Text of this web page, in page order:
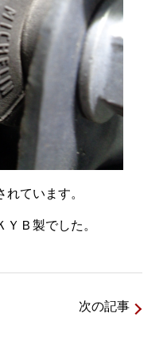
ています。
Ｂ製でした。
次の記事